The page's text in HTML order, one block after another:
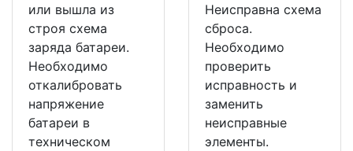
или вышла из
строя схема
заряда батареи.
Необходимо
откалибровать
напряжение
батареи в
техническом
Неисправна схема
сброса.
Необходимо
проверить
исправность и
заменить
неисправные
элементы.